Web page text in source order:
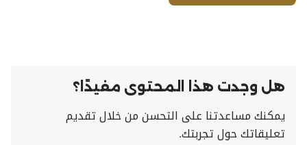
هل وجدت هذا المحتوى مفيدًا؟
يمكنك مساعدتنا على التحسن من خلال تقديم
تعليقاتك حول تجربتك.